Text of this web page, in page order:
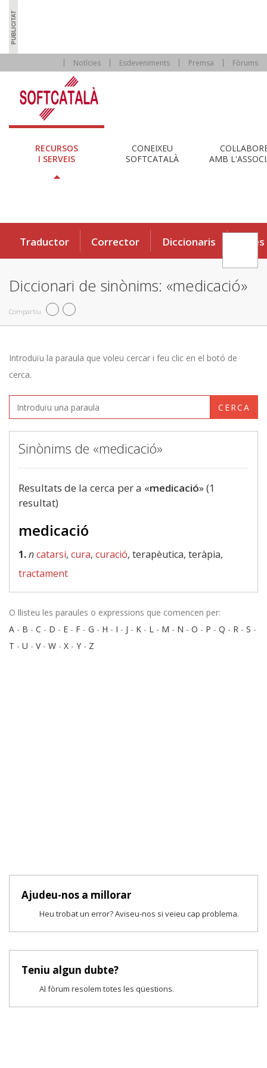
Notícies Esdeveniments Premsa Fòrums
RECURSOS
I SERVEIS
CONEIXEU
SOFTCATALÀ
AMB
Traductor Corrector Diccionaris Eines
Diccionari de sinònims: «medicació»
Compartiu
Introduïu la paraula que voleu cercar i feu clic en el botó de
cerca.
CERCA
Sinònims de «medicació»
Resultats de la cerca per a «medicació» (1
resultat)
medicació
1.ncatarsi, cura, curació, terapèutica, teràpia,
tractament
O llisteu les paraules o expressions que comencen per:
A - B - C - D - E - F - G - H - I - J - K - L - M - N - O - P - Q - R - S -
T - U - V- W - X - Y - Z
Ajudeu-nos a millorar
Heu trobat un error? Aviseu-nos si veieu cap problema.
Teniu algun dubte?
Al fòrum resolem totes les qüestions.